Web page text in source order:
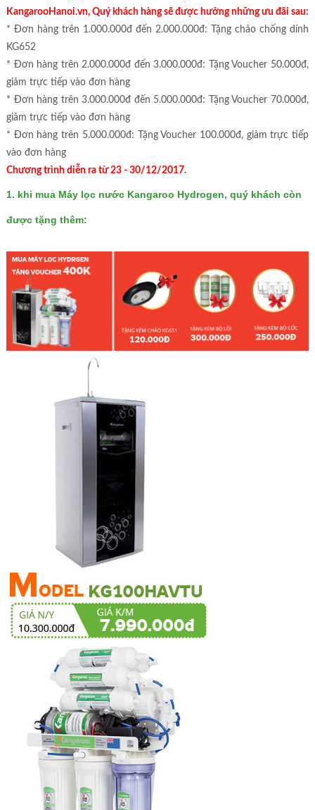
KangarooHanoi.vn, Quý khách hàng sẽ được hưởng những ưu đãi sau:
* Đơn hàng trên 1.000.000đ đến 2.000.000đ: Tặng chảo chống dính
KG652
* Đơn hàng trên 2.000.000đ đến 3.000.000đ: Tặng Voucher 50.000đ,
giảm trực tiếp vào đơn hàng
* Đơn hàng trên 3.000.000đ đến 5.000.000đ: Tặng Voucher 70.000đ,
giảm trực tiếp vào đơn hàng
* Đơn hàng trên 5.000.000đ: Tặng Voucher 100.000đ, giảm trực tiếp
vào đơn hàng
Chương trình diễn ra từ 23 - 30/12/2017.
1. khi mua Máy lọc nước Kangaroo Hydrogen, quý khách còn
được tặng thêm: